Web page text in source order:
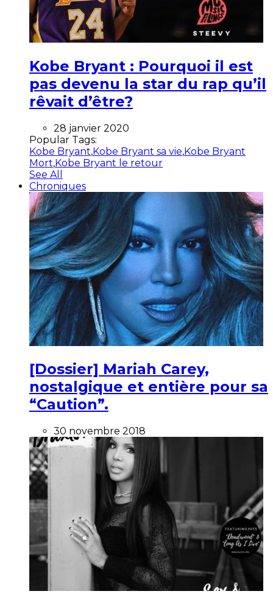
Kobe Bryant : Pourquoi il est
pas devenu la star du rap qu’il
rêvait d’être?
28 janvier 2020
Popular Tags:
Kobe Bryant,Kobe Bryant sa vie,Kobe Bryant
Mort,Kobe Bryant le retour
See All
Chroniques
[Dossier] Mariah Carey,
nostalgique et entière pour sa
“Caution”.
30 novembre 2018